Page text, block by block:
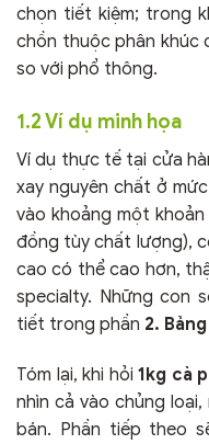
chọn tiết kiệm; trong
chồn thuộc phân khúc
so với phổ thông.
1.2 Ví dụ minh họa
Ví dụ thực tế tại cửa
xay nguyên chất ở
vào khoảng một khoản
đồng tùy chất lượng),
cao có thể cao hơn,
specialty. Những con
tiết trong phần 2.
Tóm lại, khi hỏi 1kg cà
nhìn cả vào chủng
bán. Phần tiếp theo